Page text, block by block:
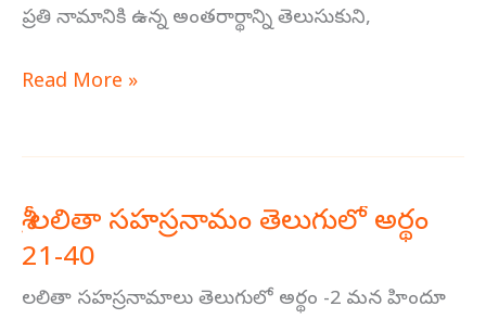
ప్రతి నామానికి ఉన్న అంతరార్థాన్ని తెలుసుకుని,
Read More »
శ్రీ లలితా సహస్రనామం తెలుగులో అర్థం
21-40
లలితా సహస్రనామాలు తెలుగులో అర్థం -2 మన హిందూ
లలితా
సహస్రనామం